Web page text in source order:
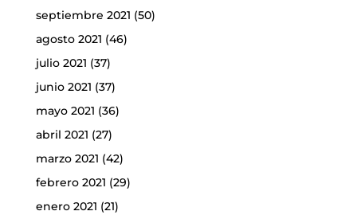
septiembre 2021 (50)
agosto 2021 (46)
julio 2021 (37)
junio 2021 (37)
mayo 2021 (36)
abril 2021 (27)
marzo 2021 (42)
febrero 2021 (29)
enero 2021 (21)